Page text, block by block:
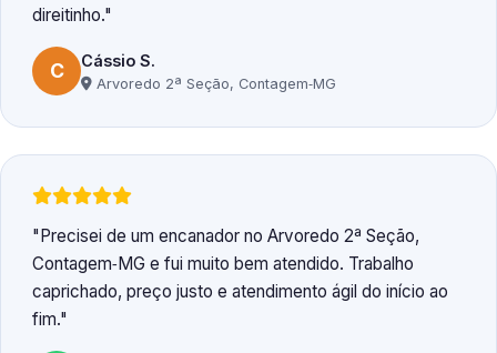
direitinho.
C Cássio S.
Arvoredo 2ª Seção, Contagem‑MG
Precisei de um encanador no Arvoredo 2ª Seção,
Contagem‑MG e fui muito bem atendido. Trabalho
caprichado, preço justo e atendimento ágil do início ao
fim.